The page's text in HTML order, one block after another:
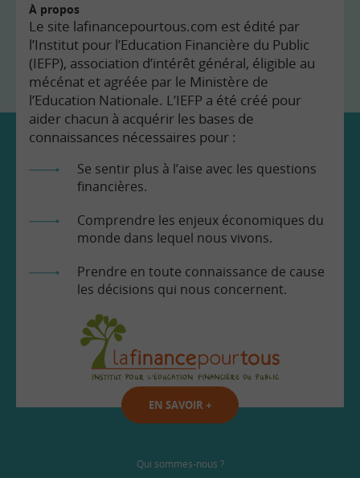
À propos
Le site lafinancepourtous.com est édité par
l’Institut pour l’Education Financière du Public
(IEFP), association d’intérêt général, éligible au
mécénat et agréée par le Ministère de
l’Education Nationale. L’IEFP a été créé pour
aider chacun à acquérir les bases de
connaissances nécessaires pour :
Se sentir plus à l’aise avec les questions
financières.
Comprendre les enjeux économiques du
monde dans lequel nous vivons.
Prendre en toute connaissance de cause
les décisions qui nous concernent.
EN SAVOIR +
Qui sommes-nous ?